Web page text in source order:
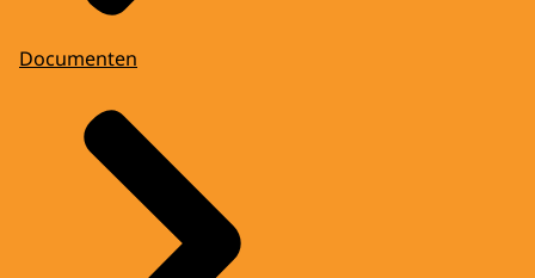
Documenten